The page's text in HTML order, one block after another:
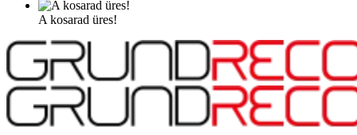
A kosarad üres!